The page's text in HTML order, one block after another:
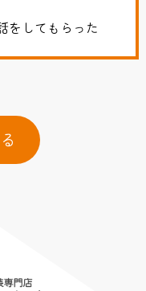
た。
をしてもらった